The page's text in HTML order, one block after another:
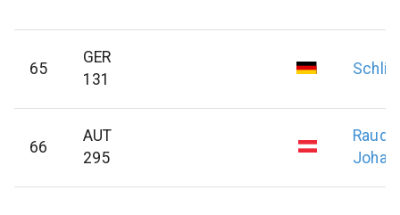
65
GER
131
66
AUT
295